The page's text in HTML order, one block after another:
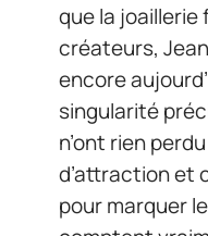
que la
créateurs,
encore
singularité
n’ont rien
d’attraction et
pour marquer